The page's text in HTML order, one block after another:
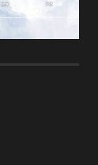
DO FR